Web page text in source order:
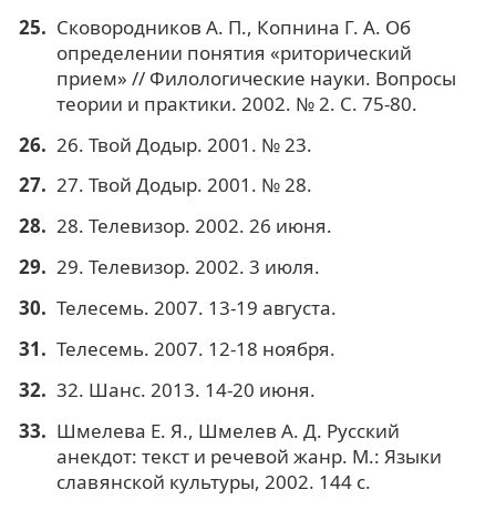
Сковородников А. П., Копнина Г. А. Об
определении понятия «риторический
прием» // Филологические науки. Вопросы
теории и практики. 2002. № 2. С. 75-80.
26. Твой Додыр. 2001. № 23.
27. Твой Додыр. 2001. № 28.
28. Телевизор. 2002. 26 июня.
29. Телевизор. 2002. 3 июля.
Телесемь. 2007. 13-19 августа.
Телесемь. 2007. 12-18 ноября.
32. Шанс. 2013. 14-20 июня.
Шмелева Е. Я., Шмелев А. Д. Русский
анекдот: текст и речевой жанр. М.: Языки
славянской культуры, 2002. 144 с.